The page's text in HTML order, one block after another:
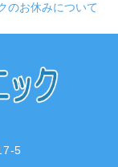
のお休みについて
5